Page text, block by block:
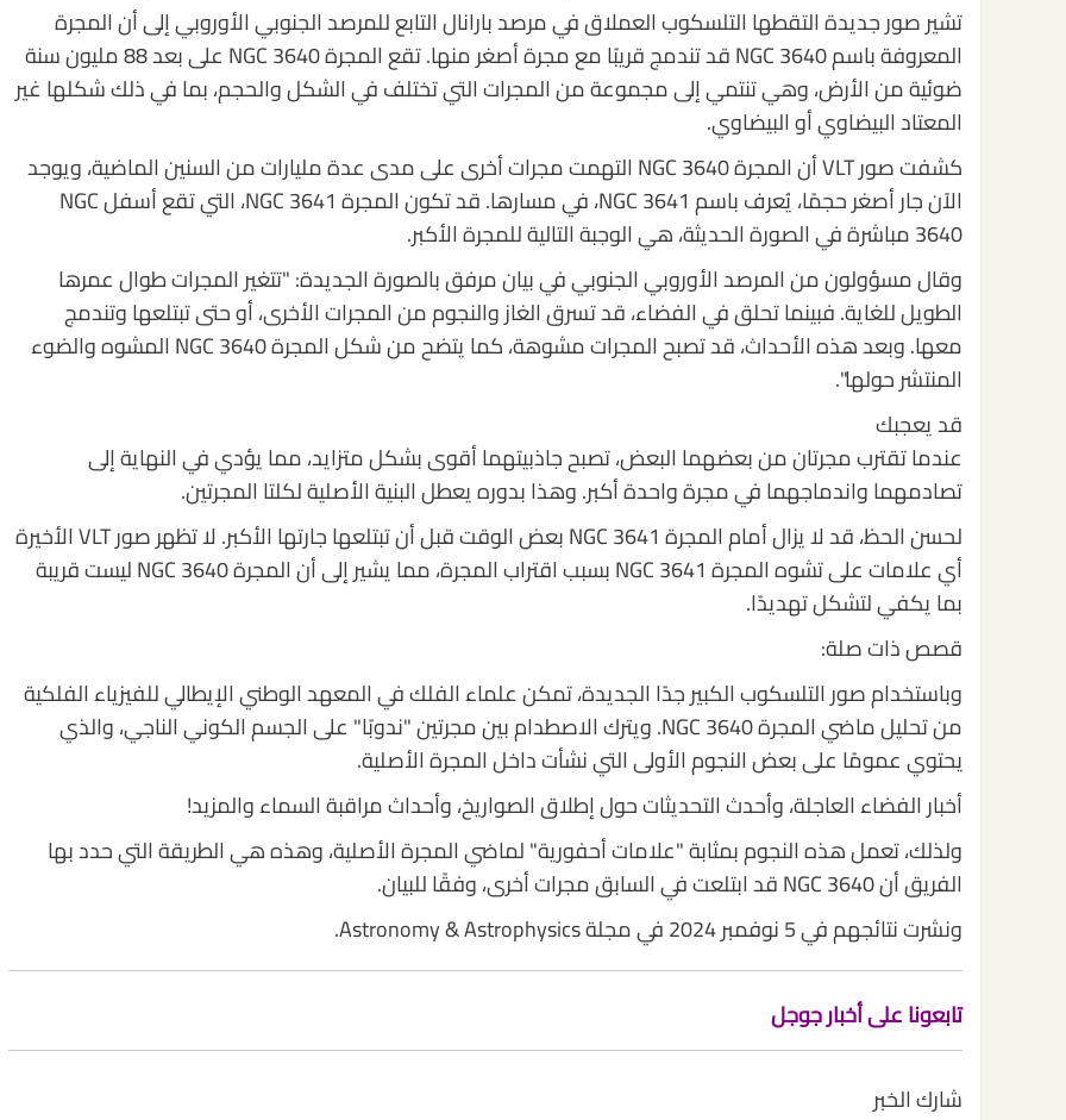
تشير صور جديدة التقطها التلسكوب العملاق في مرصد بارانال التابع للمرصد الجنوبي الأوروبي إلى أن المجرة
المعروفة باسم NGC 3640 قد تندمج قريبًا مع مجرة أصغر منها. تقع المجرة NGC 3640 على بعد 88 مليون سنة
ضوئية من الأرض، وهي تنتمي إلى مجموعة من المجرات التي تختلف في الشكل والحجم، بما في ذلك شكلها غير
المعتاد البيضاوي أو البيضاوي.
كشفت صور VLT أن المجرة NGC 3640 التهمت مجرات أخرى على مدى عدة مليارات من السنين الماضية، ويوجد
الآن جار أصغر حجمًا، يُعرف باسم NGC 3641، في مسارها. قد تكون المجرة NGC 3641، التي تقع أسفل NGC
3640 مباشرة في الصورة الحديثة، هي الوجبة التالية للمجرة الأكبر.
وقال مسؤولون من المرصد الأوروبي الجنوبي في بيان مرفق بالصورة الجديدة: "تتغير المجرات طوال عمرها
الطويل للغاية. فبينما تحلق في الفضاء، قد تسرق الغاز والنجوم من المجرات الأخرى، أو حتى تبتلعها وتندمج
معها. وبعد هذه الأحداث، قد تصبح المجرات مشوهة، كما يتضح من شكل المجرة NGC 3640 المشوه والضوء
المنتشر حولها".
قد يعجبك
عندما تقترب مجرتان من بعضهما البعض، تصبح جاذبيتهما أقوى بشكل متزايد، مما يؤدي في النهاية إلى
تصادمهما واندماجهما في مجرة واحدة أكبر. وهذا بدوره يعطل البنية الأصلية لكلتا المجرتين.
لحسن الحظ، قد لا يزال أمام المجرة NGC 3641 بعض الوقت قبل أن تبتلعها جارتها الأكبر. لا تظهر صور VLT الأخيرة
أي علامات على تشوه المجرة NGC 3641 بسبب اقتراب المجرة، مما يشير إلى أن المجرة NGC 3640 ليست قريبة
بما يكفي لتشكل تهديدًا.
قصص ذات صلة:
وباستخدام صور التلسكوب الكبير جدًا الجديدة، تمكن علماء الفلك في المعهد الوطني الإيطالي للفيزياء الفلكية
من تحليل ماضي المجرة NGC 3640. ويترك الاصطدام بين مجرتين "ندوبًا" على الجسم الكوني الناجي، والذي
يحتوي عمومًا على بعض النجوم الأولى التي نشأت داخل المجرة الأصلية.
أخبار الفضاء العاجلة، وأحدث التحديثات حول إطلاق الصواريخ، وأحداث مراقبة السماء والمزيد!
ولذلك، تعمل هذه النجوم بمثابة "علامات أحفورية" لماضي المجرة الأصلية، وهذه هي الطريقة التي حدد بها
الفريق أن NGC 3640 قد ابتلعت في السابق مجرات أخرى، وفقًا للبيان.
ونشرت نتائجهم في 5 نوفمبر 2024 في مجلة Astronomy & Astrophysics.
تابعونا على أخبار جوجل
شارك الخبر